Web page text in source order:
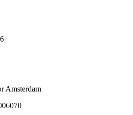
Amsterdam